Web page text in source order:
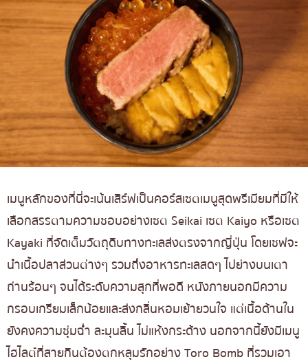
เมนูหลักของที่นี่จะเน้นเสิร์ฟเป็นคอร์สเซตเมนูสุดพรีเมียมที่มีให้
เลือกสรรตามความชอบอย่างเซต Seikai เซต Kaiyo หรือเซต
Kayaki ที่จัดเต็มวัตถุดิบทางทะเลส่งตรงจากญี่ปุ่น โดยเชฟจะ
นำเนื้อปลาส่วนต่างๆ รวมถึงอาหารทะเลสดๆ ไปย่างบนเตา
ถ่านร้อนๆ จนได้ระดับความสุกที่พอดี หนังภายนอกมีความ
กรอบเกรียมเล็กน้อยและส่งกลิ่นหอมเย้ายวนใจ แต่เนื้อด้านใน
ยังคงความชุ่มฉ่ำ ละมุนลิ้น ไม่แห้งกระด้าง นอกจากนี้ยังมีเมนู
ไฮไลต์ที่สายกินต้องตกหลุมรักอย่าง Toro Bomb ที่รวมเอา